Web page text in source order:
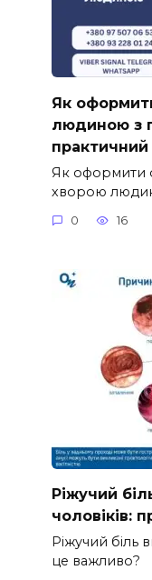
Як
людиною з
практичний
Як оформити
хворою
0 16
Ріжучий
чоловіків:
Ріжучий біль
це важливо?